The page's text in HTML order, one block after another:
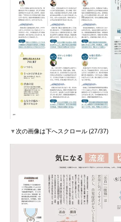
▼次の画像は下へスクロール (27/37)